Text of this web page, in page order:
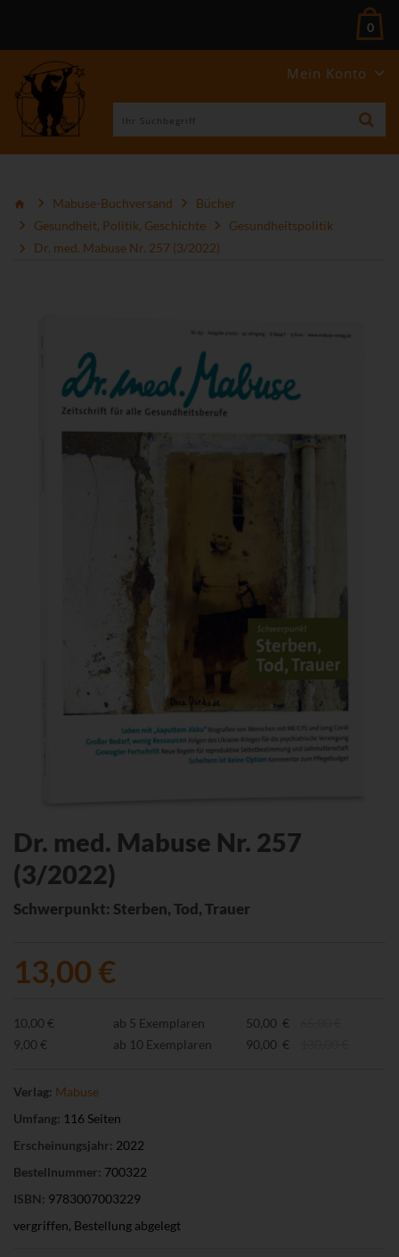
Mein Konto
0
Mabuse-Buchversand
Bücher
Gesundheit, Politik, Geschichte
Gesundheitspolitik
Dr. med. Mabuse Nr. 257 (3/2022)
Dr. med. Mabuse Nr. 257
(3/2022)
Schwerpunkt: Sterben, Tod, Trauer
13,00 €
10,00 € ab 5 Exemplaren 50,00 €
9,00 €
ab 10 Exemplaren 90,00 €
Verlag: Mabuse
Umfang: 116 Seiten
Erscheinungsjahr: 2022
Bestellnummer: 700322
ISBN: 9783007003229
vergriffen, Bestellung abgelegt